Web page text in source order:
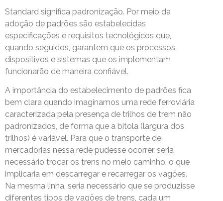
Standard significa padronização. Por meio da
adoção de padrões são estabelecidas
especificações e requisitos tecnológicos que,
quando seguidos, garantem que os processos,
dispositivos e sistemas que os implementam
funcionarão de maneira confiável.
A importância do estabelecimento de padrões fica
bem clara quando imaginamos uma rede ferroviária
caracterizada pela presença de trilhos de trem não
padronizados, de forma que a bitola (largura dos
trilhos) é variável. Para que o transporte de
mercadorias nessa rede pudesse ocorrer, seria
necessário trocar os trens no meio caminho, o que
implicaria em descarregar e recarregar os vagões.
Na mesma linha, seria necessário que se produzisse
diferentes tipos de vagões de trens, cada um